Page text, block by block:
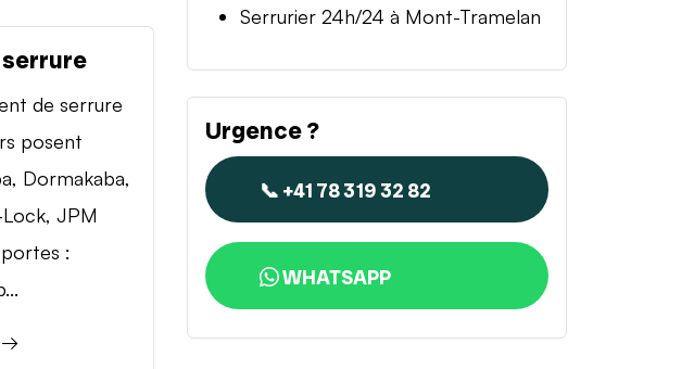
de serrure
posent
Dormakaba,
JPM
:
→
Serrurier 24h/24 à Mont-Tramelan
Urgence ?
📞 +41 78 319 32 82
WHATSAPP